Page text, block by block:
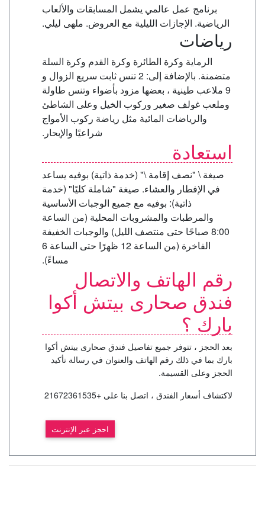
برنامج عمل عالمي يشمل المسابقات والألعاب
الرياضية. الإجازات الليلية مع العروض. ملهى ليلي.
رياضات
الرماية وكرة الطائرة وكرة القدم وكرة السلة
متضمنة. بالإضافة إلى: 2 تنس ثابت سريع الزوال و
9 ملاعب طينية ، بعضها مزود بأضواء وتنس طاولة
وملعب غولف صغير وركوب الخيل وعلى الشاطئ
والرياضات المائية مثل رياضة ركوب الأمواج
شراعيًا والإبحار.
استعادة
صيغة \ "نصف إقامة \" (خدمة ذاتية) بوفيه يساعد
في الإفطار والعشاء. صيغة "شاملة كليًا" (خدمة
ذاتية): بوفيه مع جميع الوجبات الأساسية
والمرطبات والمشروبات المحلية (من الساعة
8:00 صباحًا حتى منتصف الليل) والوجبات الخفيفة
الفاخرة (من الساعة 12 ظهرًا حتى الساعة 6
مساءً).
رقم الهاتف والاتصال
فندق صحارى بيتش أكوا
بارك ؟
بعد الحجز ، تتوفر جميع تفاصيل فندق صحارى بيتش أكوا
بارك بما في ذلك رقم الهاتف والعنوان في رسالة تأكيد
الحجز وعلى القسيمة.
لاكتشاف أسعار الفندق ، اتصل بنا على +21672361535
احجز عبر الإنترنت